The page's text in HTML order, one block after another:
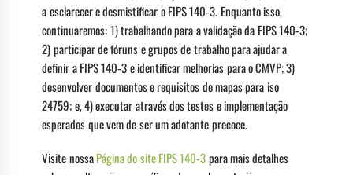
a esclarecer e desmistificar o FIPS 140-3. Enquanto isso,
continuaremos: 1) trabalhando para a validação da FIPS 140-3;
2) participar de fóruns e grupos de trabalho para ajudar a
definir a FIPS 140-3 e identificar melhorias para o CMVP; 3)
desenvolver documentos e requisitos de mapas para iso
24759; e, 4) executar através dos testes e implementação
esperados que vem de ser um adotante precoce.
Visite nossaPágina do site FIPS 140-3para mais detalhes